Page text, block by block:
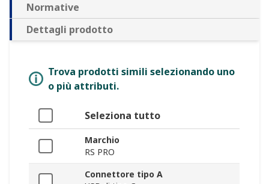
Normative
Dettagli prodotto
Trova prodotti simili selezionando uno
o più attributi.
Seleziona tutto
Marchio
RS PRO
Connettore tipo A